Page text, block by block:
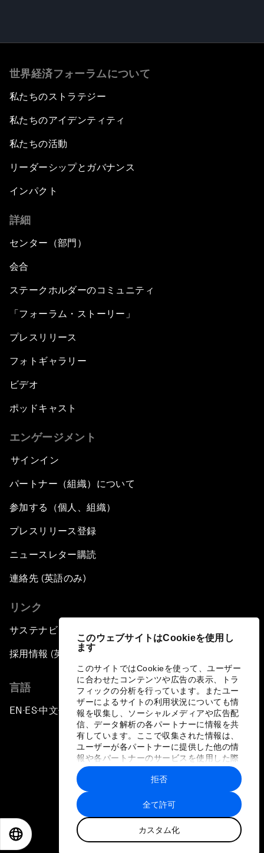
このウェブサイトはCookieを使用し
ます
このサイトではCookieを使って、ユーザー
に合わせたコンテンツや広告の表示、トラ
フィックの分析を行っています。またユー
ザーによるサイトの利用状況についても情
報を収集し、ソーシャルメディアや広告配
信、データ解析の各パートナーに情報を共
有しています。ここで収集された情報は、
ユーザーが各パートナーに提供した他の情
報や各パートナーのサービスを使用した際
に収集された情報と組み合わされ、各パー
トナーによって使用されることがありま
す。
全て許可
カスタム化
拒否
世界経済フォーラムについて
私たちのストラテジー
私たちのアイデンティティ
私たちの活動
リーダーシップとガバナンス
インパクト
詳細
センター（部門）
会合
ステークホルダーのコミュニティ
「フォーラム・ストーリー」
プレスリリース
フォトギャラリー
ビデオ
ポッドキャスト
エンゲージメント
サインイン
パートナー（組織）について
参加する（個人、組織）
プレスリリース登録
ニュースレター購読
連絡先 (英語のみ)
リンク
サステナビリティへの取り組み
採用情報 (英語のみ)
言語
EN ▪ES▪中文▪ 日本語
プライバシーポリシーと利用規約
サイトマップ
©
世界経済フォーラム